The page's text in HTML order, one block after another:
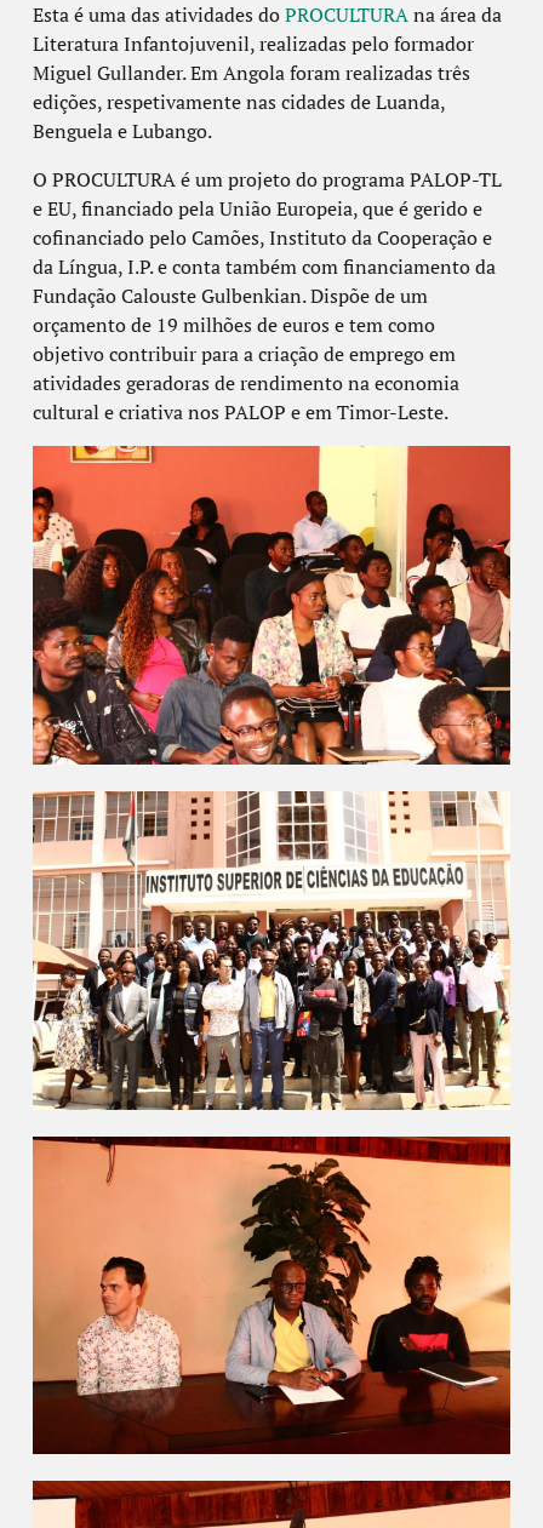
Esta é uma das atividades doPROCULTURAna área da
Literatura Infantojuvenil, realizadas pelo formador
Miguel Gullander. Em Angola foram realizadas três
edições, respetivamente nas cidades de Luanda,
Benguela e Lubango.
O PROCULTURA é um projeto do programa PALOP-TL
e EU, financiado pela União Europeia, que é gerido e
cofinanciado pelo Camões, Instituto da Cooperação e
da Língua, I.P. e conta também com financiamento da
Fundação Calouste Gulbenkian. Dispõe de um
orçamento de 19 milhões de euros e tem como
objetivo contribuir para a criação de emprego em
atividades geradoras de rendimento na economia
cultural e criativa nos PALOP e em Timor-Leste.